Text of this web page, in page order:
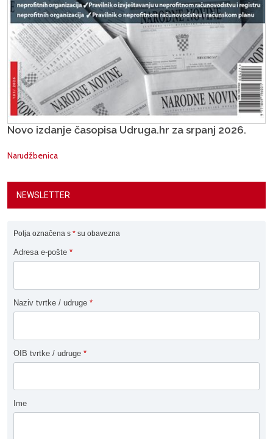
Novo izdanje časopisa Udruga.hr za srpanj 2026.
Narudžbenica
NEWSLETTER
Polja označena s * su obavezna
Adresa e-pošte *
Naziv tvrtke / udruge *
OIB tvrtke / udruge *
Ime